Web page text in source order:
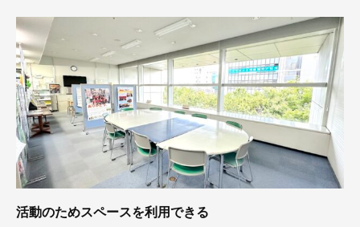
活動のためスペースを利用できる